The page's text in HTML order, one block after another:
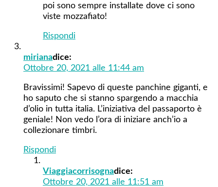
poi sono sempre installate dove ci sono
viste mozzafiato!
Rispondi
mirianadice:
Ottobre 20, 2021 alle 11:44 am
Bravissimi! Sapevo di queste panchine giganti, e
ho saputo che si stanno spargendo a macchia
d’olio in tutta italia. L’iniziativa del passaporto è
geniale! Non vedo l’ora di iniziare anch’io a
collezionare timbri.
Rispondi
Viaggiacorrisognadice:
Ottobre 20, 2021 alle 11:51 am